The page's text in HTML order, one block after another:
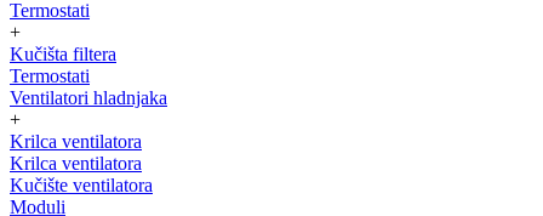
Termostati
+
Kučišta filtera
Termostati
Ventilatori hladnjaka
+
Krilca ventilatora
Krilca ventilatora
Kučište ventilatora
Moduli